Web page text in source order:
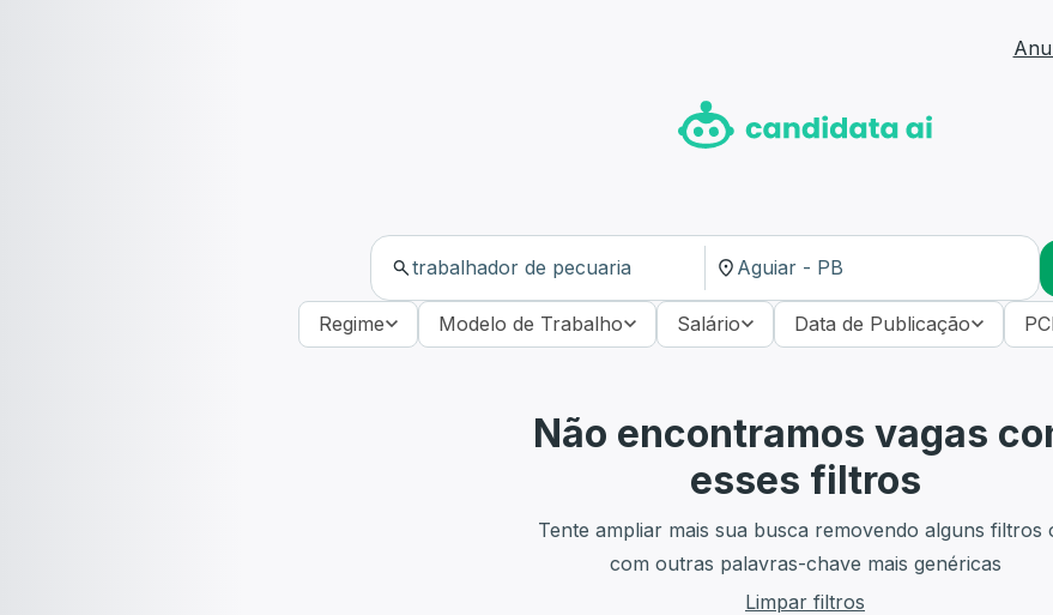
Regime Modelo de Trabalho Salário Data de Publicação
Não encontramos vagas
esses filtros
Tente ampliar mais sua busca removendo alguns filtros
com outras palavras-chave mais genéricas
Limpar filtros